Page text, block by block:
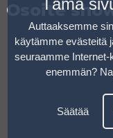
Osoite
Tämä
Auttaaksemme
käytämme evästeitä
seuraamme
enemmän?
Säätää